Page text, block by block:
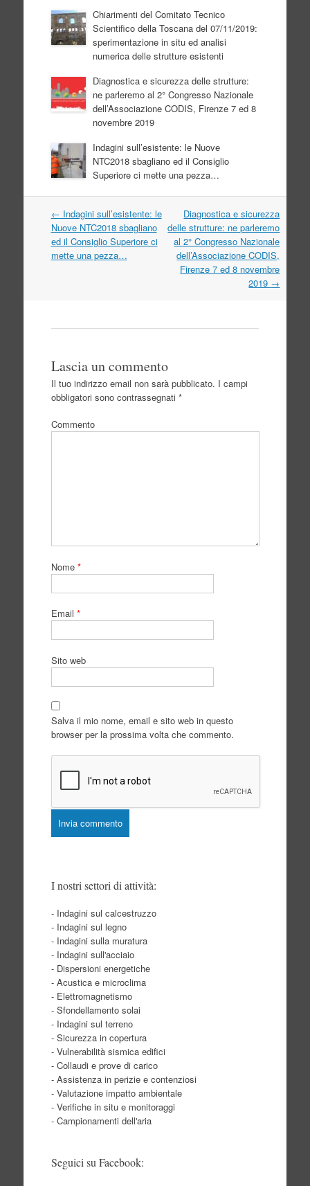
Chiarimenti del Comitato Tecnico
Scientifico della Toscana del 07/11/2019:
sperimentazione in situ ed analisi
numerica delle strutture esistenti
Diagnostica e sicurezza delle strutture:
ne parleremo al 2° Congresso Nazionale
dell’Associazione CODIS, Firenze 7 ed 8
novembre 2019
Indagini sull’esistente: le Nuove
NTC2018 sbagliano ed il Consiglio
Superiore ci mette una pezza…
Navigazione
articolo
← Indagini sull’esistente: le
Nuove NTC2018 sbagliano
ed il Consiglio Superiore ci
mette una pezza…
Diagnostica e sicurezza
delle strutture: ne parleremo
al 2° Congresso Nazionale
dell’Associazione CODIS,
Firenze 7 ed 8 novembre
2019 →
Lascia un commento
Il tuo indirizzo email non sarà pubblicato. I campi
obbligatori sono contrassegnati *
Commento
Nome *
Email *
Sito web
Salva il mio nome, email e sito web in questo
browser per la prossima volta che commento.
I nostri settori di attività:
- Indagini sul calcestruzzo
- Indagini sul legno
- Indagini sulla muratura
- Indagini sull'acciaio
- Dispersioni energetiche
- Acustica e microclima
- Elettromagnetismo
- Sfondellamento solai
- Indagini sul terreno
- Sicurezza in copertura
- Vulnerabilità sismica edifici
- Collaudi e prove di carico
- Assistenza in perizie e contenziosi
- Valutazione impatto ambientale
- Verifiche in situ e monitoraggi
- Campionamenti dell'aria
Seguici su Facebook: